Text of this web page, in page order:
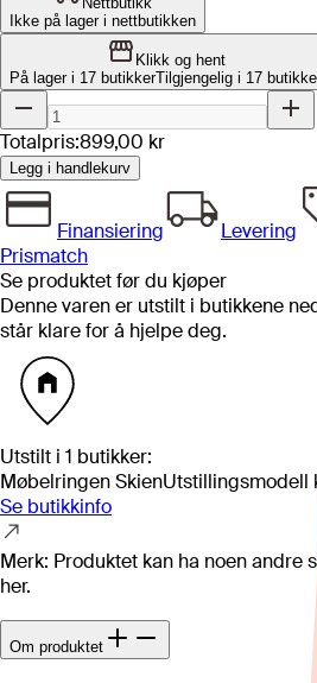
Ikke på lager i nettbutikken
Klikk og hent
På lager i 17 butikkerTilgjengelig i 17
Totalpris:899,00 kr
Legg i handlekurv
Finansiering
Levering
Prismatch
Se produktet før du kjøper
Denne varen er utstilt i butikkene
står klare for å hjelpe deg.
Utstilt i 1 butikker:
Møbelringen SkienUtstillingsmodell
Se butikkinfo
Merk: Produktet kan ha noen andre
her.
Om produktet